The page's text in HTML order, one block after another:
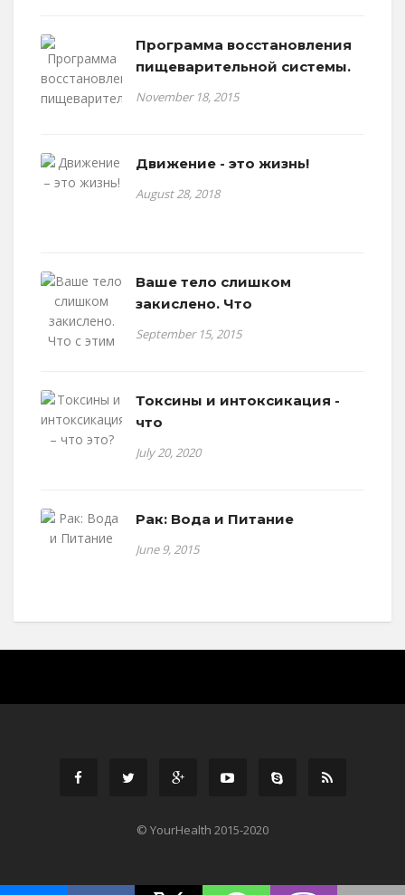
Программа восстановления
пищеварительной системы.
November 18, 2015
Движение - это жизнь!
August 28, 2018
Ваше тело слишком
закислено. Что
September 15, 2015
Токсины и интоксикация -
что
July 20, 2020
Рак: Вода и Питание
June 9, 2015
© YourHealth 2015-2020